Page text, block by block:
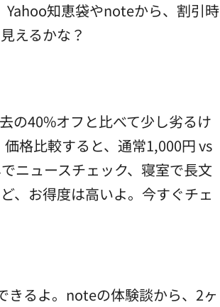
Yahoo知恵袋やnoteから、割引時
えるかな？
の40%オフと比べて少し劣るけ
格比較すると、通常1,000円 vs
ニュースチェック、寝室で長文
、お得度は高いよ。今すぐチェ
きるよ。noteの体験談から、2ヶ